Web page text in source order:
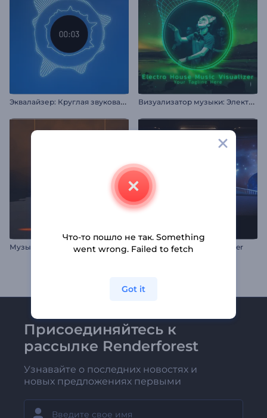
Э
квалайзер: Круглая звуковая волна В
изуализатор музыки: Электро дабстеп
М
узыкальный визуализатор «Deep Techno» Galactic Ride Music Visualizer
Присоединяйтесь к
рассылке Renderforest
Узнавайте о последних новостях и
новых предложениях первыми
Что-то пошло не так. Something
went wrong. Failed to fetch
Got it